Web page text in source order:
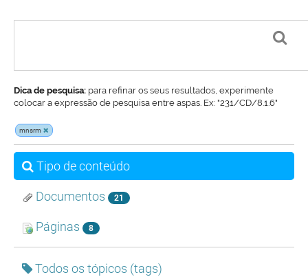
Dica de pesquisa: para refinar os seus resultados, experimente
colocar a expressão de pesquisa entre aspas. Ex: "231/CD/8.1.6"
mnsrm
Tipo de conteúdo
Documentos 21
Páginas 8
Todos os tópicos (tags)